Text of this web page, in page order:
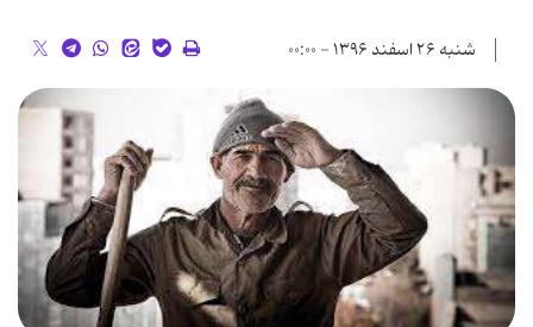
شنبه ۲۶ اسفند ۱۳۹۶ - ۰۰:۰۰